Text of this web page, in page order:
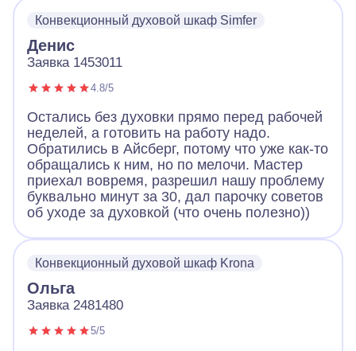
Конвекционный духовой шкаф Simfer
Денис
Заявка 1453011
4.8/5
Остались без духовки прямо перед рабочей
неделей, а готовить на работу надо.
Обратились в Айсберг, потому что уже как-то
обращались к ним, но по мелочи. Мастер
приехал вовремя, разрешил нашу проблему
буквально минут за 30, дал парочку советов
об уходе за духовкой (что очень полезно))
Конвекционный духовой шкаф Krona
Ольга
Заявка 2481480
5/5